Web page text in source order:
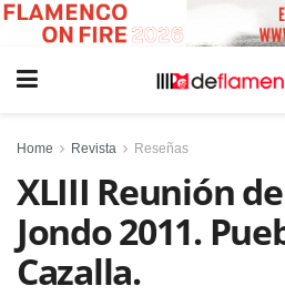
Home Revista Reseñas
XLIII Reunión
Jondo 2011.
Cazalla.